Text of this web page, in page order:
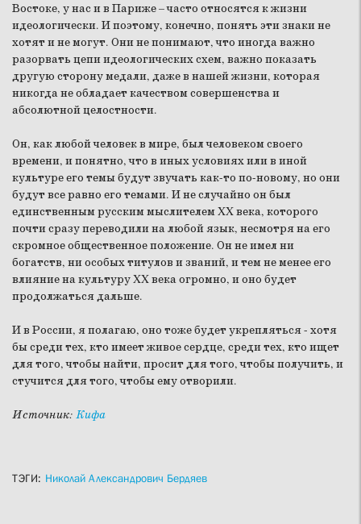
Востоке, у нас и в Париже – часто относятся к жизни
идеологически. И поэтому, конечно, понять эти знаки не
хотят и не могут. Они не понимают, что иногда важно
разорвать цепи идеологических схем, важно показать
другую сторону медали, даже в нашей жизни, которая
никогда не обладает качеством совершенства и
абсолютной целостности.
Он, как любой человек в мире, был человеком своего
времени, и понятно, что в иных условиях или в иной
культуре его темы будут звучать как-то по-новому, но они
будут все равно его темами. И не случайно он был
единственным русским мыслителем XX века, которого
почти сразу переводили на любой язык, несмотря на его
скромное общественное положение. Он не имел ни
богатств, ни особых титулов и званий, и тем не менее его
влияние на культуру XX века огромно, и оно будет
продолжаться дальше.
И в России, я полагаю, оно тоже будет укрепляться - хотя
бы среди тех, кто имеет живое сердце, среди тех, кто ищет
для того, чтобы найти, просит для того, чтобы получить, и
стучится для того, чтобы ему отворили.
Источник: Кифа
ТЭГИ: Николай Александрович Бердяев